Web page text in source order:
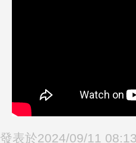
發表於2024/09/11